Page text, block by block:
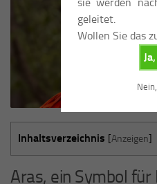
geleitet.
Wollen Sie das
Inhaltsverzeichnis [Anzeigen]
Aras, ein Symbol